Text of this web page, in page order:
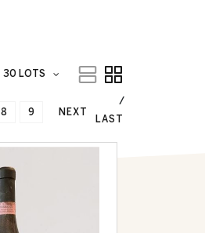
30 LOTS
8 9 NEXT
LAST